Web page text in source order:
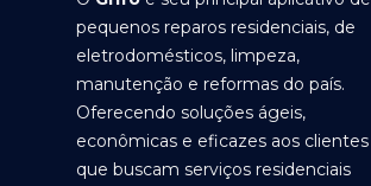
pequenos reparos residenciais, de
eletrodomésticos, limpeza,
manutenção e reformas do país.
Oferecendo soluções ágeis,
econômicas e eficazes aos clientes
que buscam serviços residenciais